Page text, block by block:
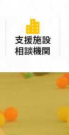
支援施設
相談機関